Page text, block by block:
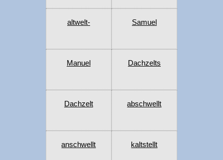
altwelt- Samuel
Manuel Dachzelts
Dachzelt abschwellt
anschwellt kaltstellt